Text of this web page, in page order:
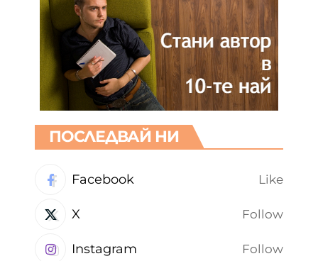
ПОСЛЕДВАЙ НИ
Facebook Like
X Follow
Instagram Follow